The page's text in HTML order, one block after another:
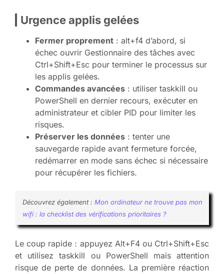
Urgence applis gelées
Fermer proprement : alt+f4 d’abord, si
échec ouvrir Gestionnaire des tâches avec
Ctrl+Shift+Esc pour terminer le processus sur
les applis gelées.
Commandes avancées : utiliser taskkill ou
PowerShell en dernier recours, exécuter en
administrateur et cibler PID pour limiter les
risques.
Préserver les données : tenter une
sauvegarde rapide avant fermeture forcée,
redémarrer en mode sans échec si nécessaire
pour récupérer les fichiers.
Découvrez également : Mon ordinateur ne trouve pas mon
wifi : la checklist des vérifications prioritaires ?
Le coup rapide : appuyez Alt+F4 ou Ctrl+Shift+Esc
et utilisez taskkill ou PowerShell mais attention
risque de perte de données. La première réaction